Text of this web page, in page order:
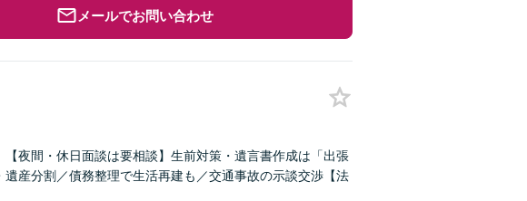
メールでお問い合わせ
夜間・休日面談は要相談】生前対策・遺言書作成は「出張
産分割／債務整理で生活再建も／交通事故の示談交渉【法